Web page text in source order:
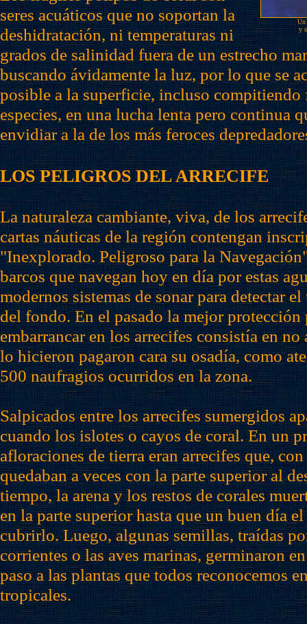
Un
y
seres acuáticos que no soportan la
deshidratación, ni temperaturas ni
grados de salinidad fuera de un estrecho
buscando ávidamente la luz, por lo que se
posible a la superficie, incluso compitiendo
especies, en una lucha lenta pero continua
envidiar a la de los más feroces
LOS PELIGROS DEL ARRECIFE
La naturaleza cambiante, viva, de los
cartas náuticas de la región contengan
"Inexplorado. Peligroso para la
barcos que navegan hoy en día por estas
modernos sistemas de sonar para detectar
del fondo. En el pasado la mejor protección
embarrancar en los arrecifes consistía en no
lo hicieron pagaron cara su osadía, como
500 naufragios ocurridos en la zona.
Salpicados entre los arrecifes sumergidos
cuando los islotes o cayos de coral. En un
afloraciones de tierra eran arrecifes que,
quedaban a veces con la parte superior al
tiempo, la arena y los restos de corales
en la parte superior hasta que un buen día
cubrirlo. Luego, algunas semillas, traídas
corrientes o las aves marinas, germinaron
paso a las plantas que todos reconocemos
tropicales.